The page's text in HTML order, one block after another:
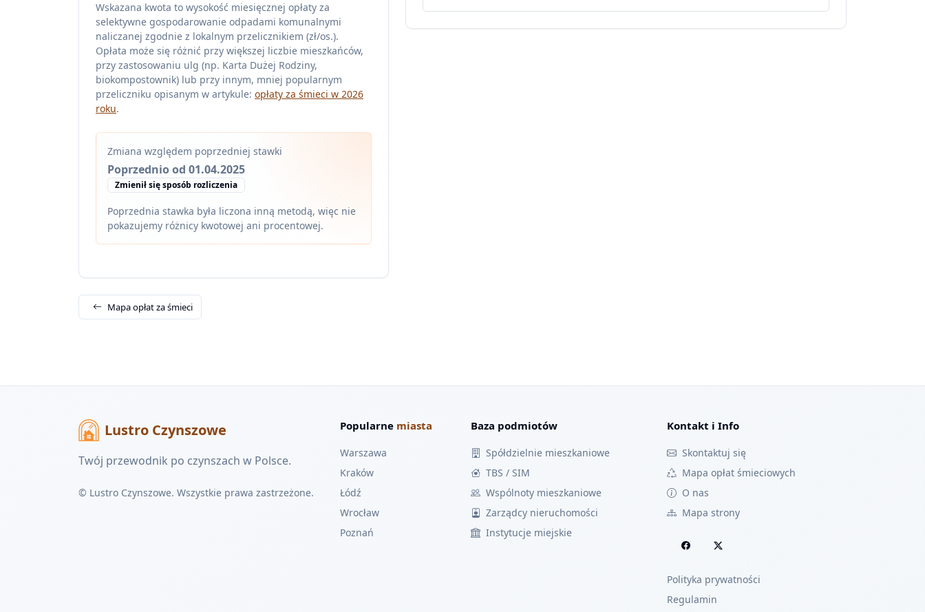
Wskazana kwota to wysokość miesięcznej opłaty za
selektywne gospodarowanie odpadami komunalnymi
naliczanej zgodnie z lokalnym przelicznikiem (zł/os.).
Opłata może się różnić przy większej liczbie mieszkańców,
przy zastosowaniu ulg (np. Karta Dużej Rodziny,
biokompostownik) lub przy innym, mniej popularnym
przeliczniku opisanym w artykule: opłaty za śmieci w 2026
roku.
Zmiana względem poprzedniej stawki
Poprzednio od 01.04.2025
Zmienił się sposób rozliczenia
Poprzednia stawka była liczona inną metodą, więc nie
pokazujemy różnicy kwotowej ani procentowej.
Mapa opłat za śmieci
Lustro Czynszowe
Twój przewodnik po czynszach w Polsce.
© Lustro Czynszowe. Wszystkie prawa zastrzeżone.
Popularne miasta
Warszawa
Kraków
Łódź
Wrocław
Poznań
Baza podmiotów
Spółdzielnie mieszkaniowe
TBS / SIM
Wspólnoty mieszkaniowe
Zarządcy nieruchomości
Instytucje miejskie
Kontakt i Info
Skontaktuj się
Mapa opłat śmieciowych
O nas
Mapa strony
Polityka prywatności
Regulamin